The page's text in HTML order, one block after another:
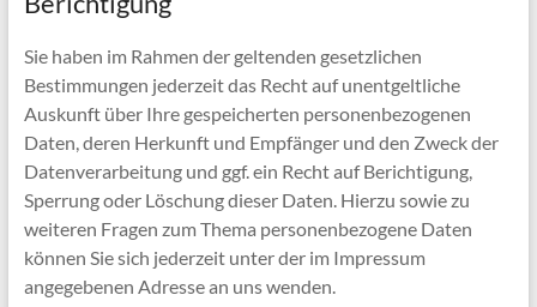
Sie haben im Rahmen der geltenden gesetzlichen
Bestimmungen jederzeit das Recht auf unentgeltliche
Auskunft über Ihre gespeicherten personenbezogenen
Daten, deren Herkunft und Empfänger und den Zweck der
Datenverarbeitung und ggf. ein Recht auf Berichtigung,
Sperrung oder Löschung dieser Daten. Hierzu sowie zu
weiteren Fragen zum Thema personenbezogene Daten
können Sie sich jederzeit unter der im Impressum
angegebenen Adresse an uns wenden.